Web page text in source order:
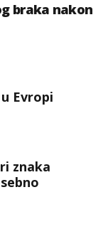
braka nakon
Evropi
znaka